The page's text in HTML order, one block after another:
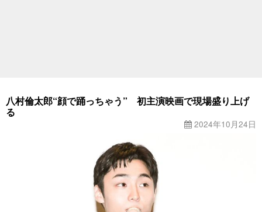
八村倫太郎“顔で踊っちゃう” 初主演映画で現場盛り上げ
る
2024年10月24日